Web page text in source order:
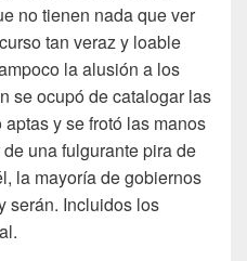
no tienen nada que ver
tan veraz y loable
la alusión a los
se ocupó de catalogar las
y se frotó las manos
una fulgurante pira de
la mayoría de gobiernos
serán. Incluidos los